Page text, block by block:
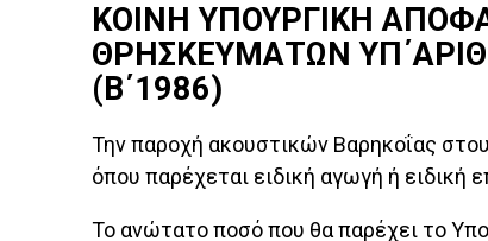
ΚΟΙΝΗ ΥΠΟΥΡΓΙΚΗ
ΘΡΗΣΚΕΥΜΑΤΩΝ
(Β΄1986)
Την παροχή ακουστικών Βαρηκοΐας
όπου παρέχεται ειδι­κή αγωγή ή ειδική
Το ανώτατο ποσό που θα παρέχει το